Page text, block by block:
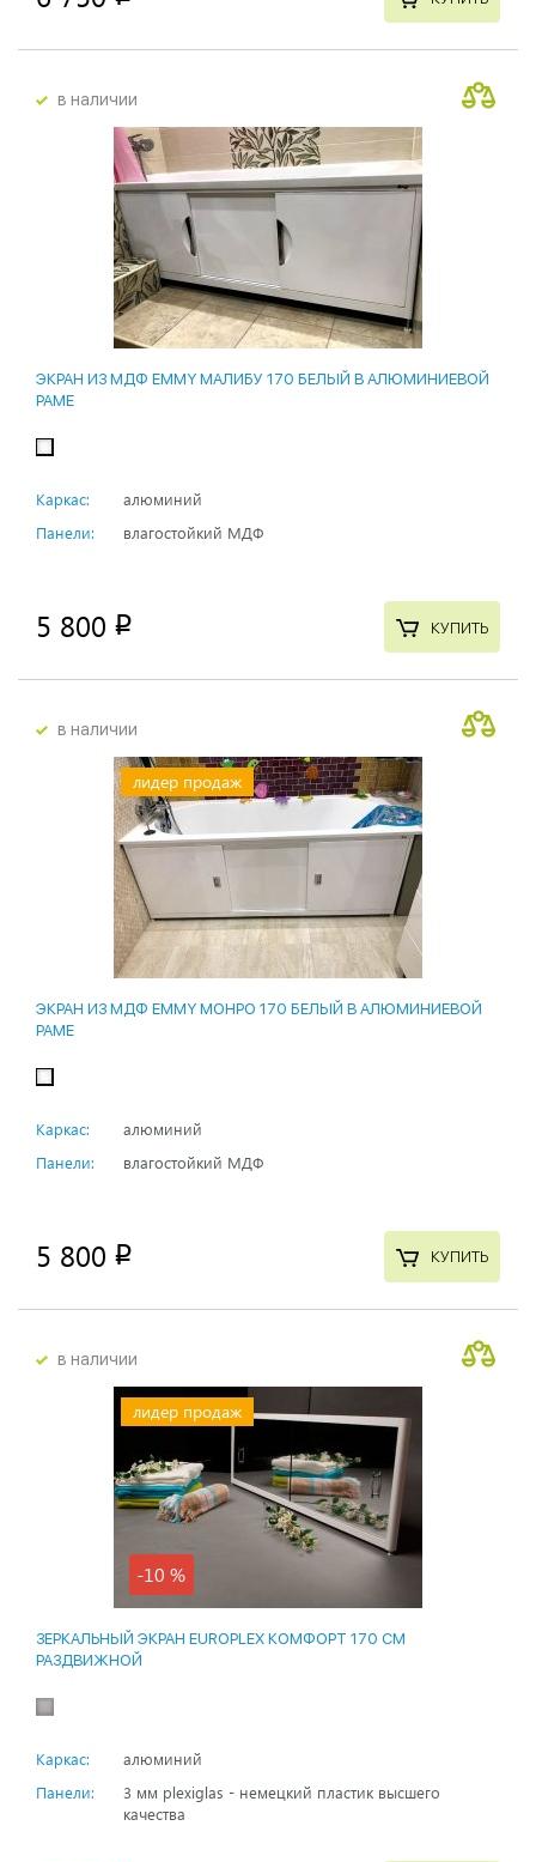
в наличии
ЭКРАН ИЗ МДФ EMMY МАЛИБУ 170 БЕЛЫЙ В АЛЮМИНИЕВОЙ
РАМЕ
Каркас:
алюминий
Панели:
влагостойкий МДФ
5 800 p КУПИТЬ
в наличии
лидер продаж
ЭКРАН ИЗ МДФ EMMY МОНРО 170 БЕЛЫЙ В АЛЮМИНИЕВОЙ
РАМЕ
Каркас:
алюминий
Панели:
влагостойкий МДФ
5 800 p КУПИТЬ
в наличии
лидер продаж
-10 %
ЗЕРКАЛЬНЫЙ ЭКРАН EUROPLEX КОМФОРТ 170 СМ
РАЗДВИЖНОЙ
Каркас:
алюминий
Панели:
3 мм plexiglas - немецкий пластик высшего
качества